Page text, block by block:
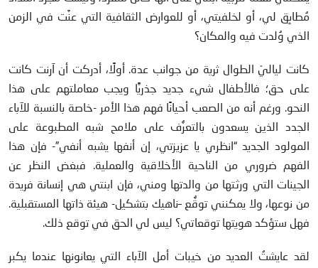
مُطابِق لي، أو لخلفيتي، أو للعوارض الثقافية التي عنَّت في الزمن
الذي وُلدت فيه والمكان؟
كانت لياليّ الطوال ثرية من جوانب عدة. أولًا، أدركت أن آرنت كانت
على حق؛ فالأطفال شيء جديد جذريًّا ويجب معاملتهم على هذا
النحو. ورغم أنه من الصعب أحيانًا فهم هذا الأمر -خاصة بالنسبة للآباء
الجدد الذين يسعدون بالتعرُّف على ملامح شبه المطبوعة على
المولود الجديد “انظري يا عزيزتي، إن أنفها يشبه أنفي”- فإن هذا
الفهم ضروري من الناحية الأخلاقية والعملية. فبغض النظر عن
الجينات التي ورثتها من والدتها ومني، فإن ابنتي هي إنسانة فريدة
من نوعها، ولا يمكنني توقُّع –ناهيك بتشكيل- هيئة ذاتها المستقبلية.
فهل ستؤكد هويتها توقعاتي؟ ليس لي الحق في توقع ذلك.
لقد عايشتُ العديد من خيبات أمل الآباء التي يعانونها عندما يكبر